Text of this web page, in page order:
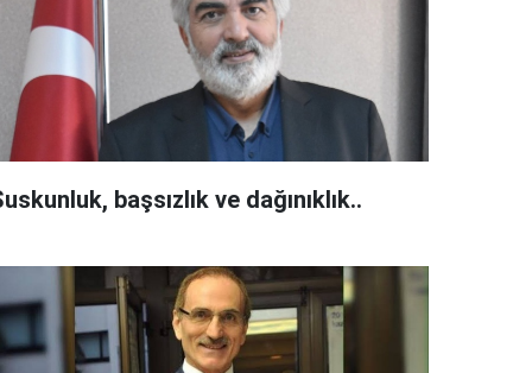
başsızlık ve dağınıklık..